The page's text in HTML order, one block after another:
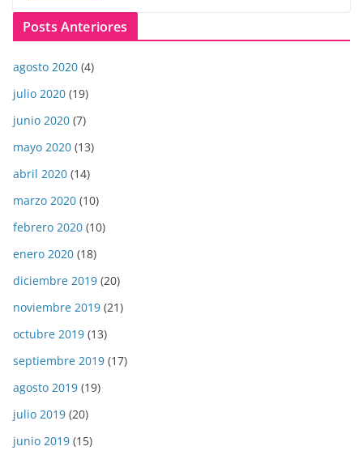
Posts Anteriores
agosto 2020 (4)
julio 2020 (19)
junio 2020 (7)
mayo 2020 (13)
abril 2020 (14)
marzo 2020 (10)
febrero 2020 (10)
enero 2020 (18)
diciembre 2019 (20)
noviembre 2019 (21)
octubre 2019 (13)
septiembre 2019 (17)
agosto 2019 (19)
julio 2019 (20)
junio 2019 (15)